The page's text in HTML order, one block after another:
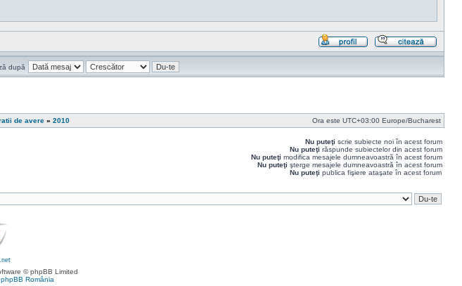
cu
Profil
după
de avere » 2010 Ora este UTC+03:00 Europe/Bucharest
Nu puteţi scrie subiecte noi în acest forum
Nu puteţi răspunde subiectelor din acest forum
Nu puteţi modifica mesajele dumneavoastră în acest forum
Nu puteţi şterge mesajele dumneavoastră în acest forum
Nu puteţi publica fişiere ataşate în acest forum
© phpBB Limited
phpBB România